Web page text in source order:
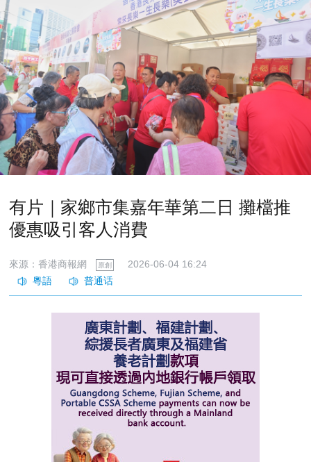
有片｜家鄉市集嘉年華第二日 攤檔推
優惠吸引客人消費
來源：香港商報網 原創 2026-06-04 16:24